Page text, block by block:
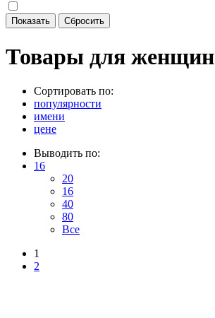
Товары для женщин
Сортировать по:
популярности
имени
цене
Выводить по:
16
20
16
40
80
Все
1
2